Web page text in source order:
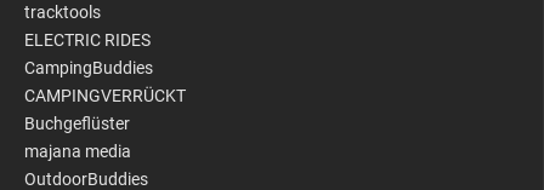
tracktools
ELECTRIC RIDES
CampingBuddies
CAMPINGVERRÜCKT
Buchgeflüster
majana media
OutdoorBuddies